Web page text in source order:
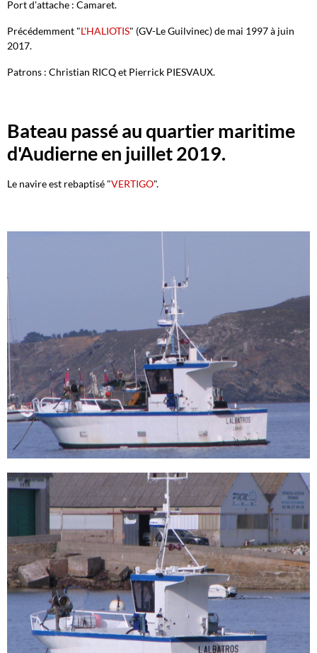
Port d'attache : Camaret.
Précédemment "L'HALIOTIS" (GV-Le Guilvinec) de mai 1997 à juin
2017.
Patrons : Christian RICQ et Pierrick PIESVAUX.
Bateau passé au quartier maritime
d'Audierne en juillet 2019.
Le navire est rebaptisé "VERTIGO".